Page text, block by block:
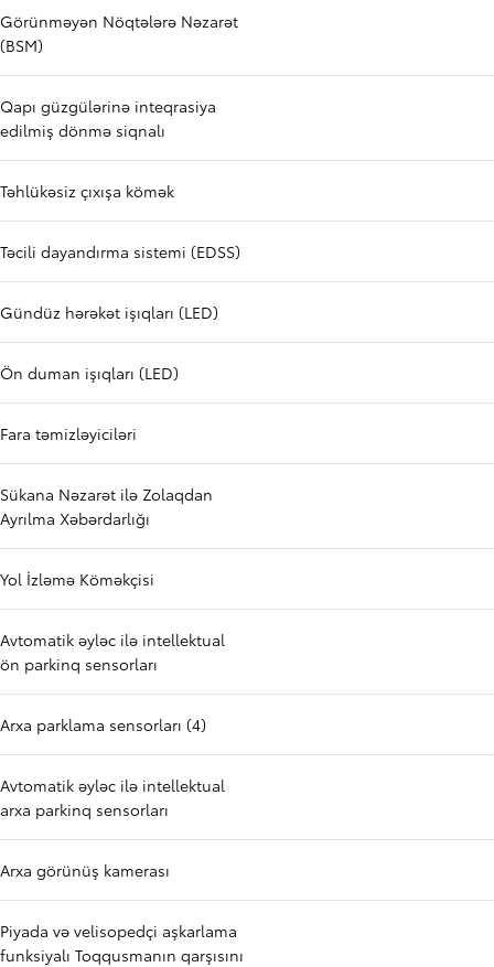
Görünməyən Nöqtələrə Nəzarət
(BSM)
Qapı güzgülərinə inteqrasiya
edilmiş dönmə siqnalı
Təhlükəsiz çıxışa kömək
Təcili dayandırma sistemi (EDSS)
Gündüz hərəkət işıqları (LED)
Ön duman işıqları (LED)
Fara təmizləyiciləri
Sükana Nəzarət ilə Zolaqdan
Ayrılma Xəbərdarlığı
Yol İzləmə Köməkçisi
Avtomatik əyləc ilə intellektual
ön parkinq sensorları
Arxa parklama sensorları (4)
Avtomatik əyləc ilə intellektual
arxa parkinq sensorları
Arxa görünüş kamerası
Piyada və velisopedçi aşkarlama
funksiyalı Toqqusmanın qarşısını